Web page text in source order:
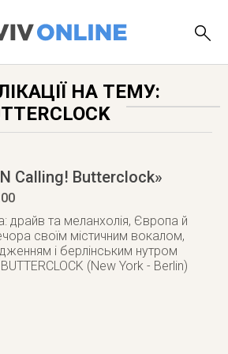
НА ТЕМУ:
Calling! Butterclock»
драйв та меланхолія, Європа й
своїм містичним вокалом,
і берлінським нутром
(New York - Berlin)